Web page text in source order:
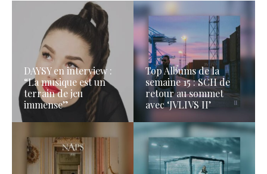
DAYSY en interview :
“La musique est un
terrain de jeu
immense”
Top Albums de la
semaine 15 : SCH de
retour au sommet
avec ‘JVLIVS II’